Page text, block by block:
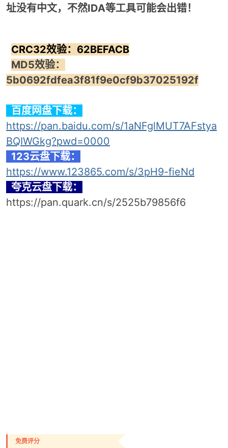
址没有中文，不然IDA等工具可能会出错！
CRC32效验：62BEFACB
MD5效验：
5b0692fdfea3f81f9e0cf9b37025192f
百度网盘下载：
https://pan.baidu.com/s/1aNFglMUT7AFstya
BQIWGkg?pwd=0000
123云盘下载：
https://www.123865.com/s/3pH9-fieNd
夸克云盘下载：
https://pan.quark.cn/s/2525b79856f6
免费评分